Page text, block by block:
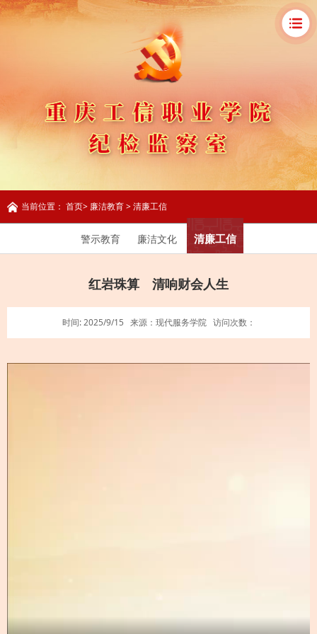
当前位置： 首页> 廉洁教育>清廉工信
警示教育 廉洁文化 清廉工信
红岩珠算 清响财会人生
时间: 2025/9/15 来源：现代服务学院 访问次数：